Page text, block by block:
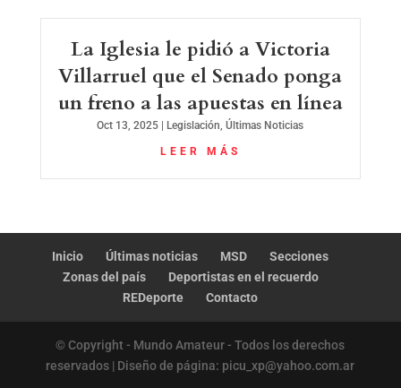
La Iglesia le pidió a Victoria
Villarruel que el Senado ponga
un freno a las apuestas en línea
Oct 13, 2025 | Legislación ,Últimas Noticias
LEER MÁS
Inicio Últimas noticias MSD
Secciones
Zonas del país
Deportistas en el recuerdo
REDeporte
Contacto
© Copyright - Mundo Amateur - Todos los derechos
reservados | Diseño de página: picu_xp@yahoo.com.ar